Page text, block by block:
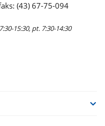
(43) 67-75-094
15:30, pt. 7:30-14:30